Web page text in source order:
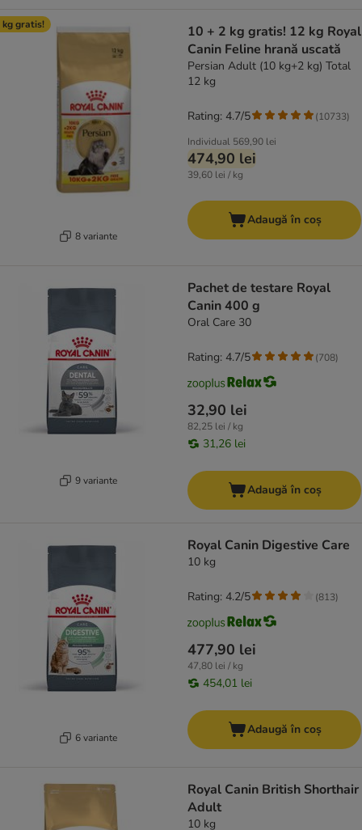
kg gratis!
8 variante
10 + 2 kg gratis! 12 kg Royal
Canin Feline hrană uscată
Persian Adult (10 kg+2 kg) Total
12 kg
Individual 569,90 lei
474,90 lei
39,60 lei / kg
Rating: 4.7/5 (10733)
Adaugă în coș
9 variante
Pachet de testare Royal
Canin 400 g
Oral Care 30
32,90 lei
82,25 lei / kg
31,26 lei
Rating: 4.7/5 (708)
Adaugă în coș
6 variante
Royal Canin Digestive Care
10 kg
477,90 lei
47,80 lei / kg
454,01 lei
Rating: 4.2/5 (813)
Adaugă în coș
Royal Canin British Shorthair
Adult
10 kg